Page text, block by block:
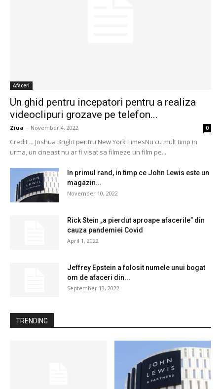
Afaceri
Un ghid pentru incepatori pentru a realiza
videoclipuri grozave pe telefon...
Ziua - November 4, 2022 0
Credit ... Joshua Bright pentru New York TimesNu cu mult timp in
urma, un cineast nu ar fi visat sa filmeze un film pe...
In primul rand, in timp ce John Lewis este un
magazin...
November 10, 2022
Rick Stein „a pierdut aproape afacerile” din
cauza pandemiei Covid
April 1, 2022
Jeffrey Epstein a folosit numele unui bogat
om de afaceri din...
September 13, 2022
TRENDING